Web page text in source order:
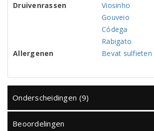
Druivenrassen
Viosinho
Gouveio
Códega
Rabigato
Allergenen
Bevat sulfieten
Onderscheidingen (9)
Beoordelingen